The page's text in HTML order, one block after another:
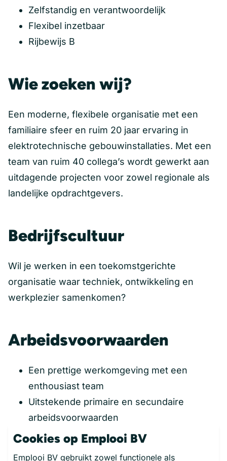
Zelfstandig en verantwoordelijk
Flexibel inzetbaar
Rijbewijs B
Wie zoeken wij?
Een moderne, flexibele organisatie met een
familiaire sfeer en ruim 20 jaar ervaring in
elektrotechnische gebouwinstallaties. Met een
team van ruim 40 collega’s wordt gewerkt aan
uitdagende projecten voor zowel regionale als
landelijke opdrachtgevers.
Bedrijfscultuur
Wil je werken in een toekomstgerichte
organisatie waar techniek, ontwikkeling en
werkplezier samenkomen?
Arbeidsvoorwaarden
Een prettige werkomgeving met een
enthousiast team
Uitstekende primaire en secundaire
arbeidsvoorwaarden
Een bedrijfsauto en modern gereedschap
Cookies op Emplooi BV
Emplooi BV gebruikt zowel functionele als